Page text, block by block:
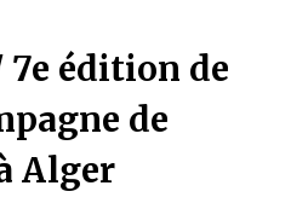
L’ogresse du M’zab
7e édition de
de
Alger